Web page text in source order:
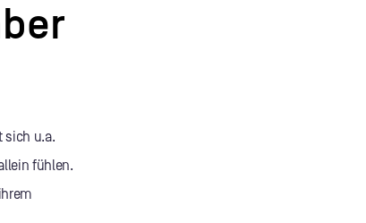
sich u.a.
fühlen.